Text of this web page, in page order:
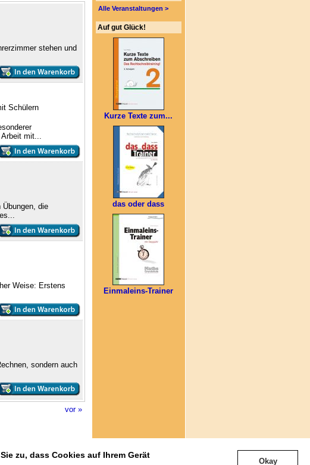
zu, dass Cookies auf Ihrem Gerät
Okay
stehen und
Schülern
mit...
die
Weise: Erstens
sondern auch
vor »
Alle Veranstaltungen >
Auf gut Glück!
Kurze Texte zum...
das oder dass
Einmaleins-Trainer
dieser Seite anzeigen]